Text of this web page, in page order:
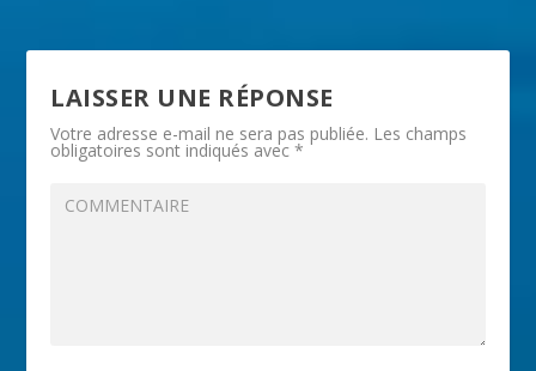
LAISSER UNE RÉPONSE
Votre adresse e-mail ne sera pas publiée. Les champs
obligatoires sont indiqués avec*